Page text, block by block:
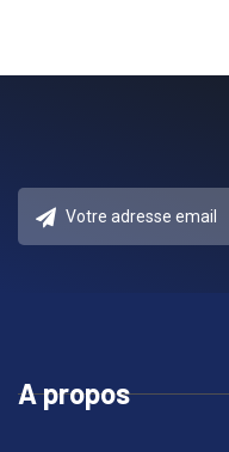
A propos